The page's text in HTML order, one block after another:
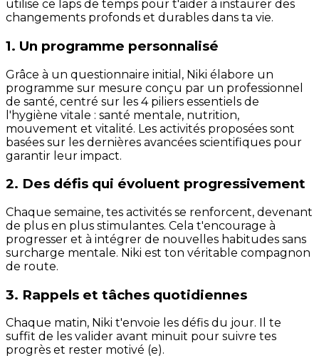
utilise ce laps de temps pour t'aider à instaurer des
changements profonds et durables dans ta vie.
1. Un programme personnalisé
Grâce à un questionnaire initial, Niki élabore un
programme sur mesure conçu par un professionnel
de santé, centré sur les 4 piliers essentiels de
l'hygiène vitale : santé mentale, nutrition,
mouvement et vitalité. Les activités proposées sont
basées sur les dernières avancées scientifiques pour
garantir leur impact.
2. Des défis qui évoluent progressivement
Chaque semaine, tes activités se renforcent, devenant
de plus en plus stimulantes. Cela t'encourage à
progresser et à intégrer de nouvelles habitudes sans
surcharge mentale. Niki est ton véritable compagnon
de route.
3. Rappels et tâches quotidiennes
Chaque matin, Niki t'envoie les défis du jour. Il te
suffit de les valider avant minuit pour suivre tes
progrès et rester motivé (e).